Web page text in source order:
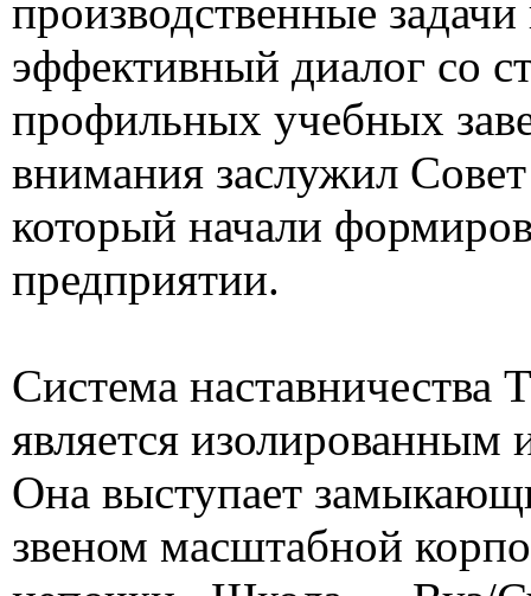
производственные
эффективный диалог со
профильных учебных
внимания заслужил
который начали
предприятии.
Система наставничества
является изолированным
Она выступает
звеном масштабной